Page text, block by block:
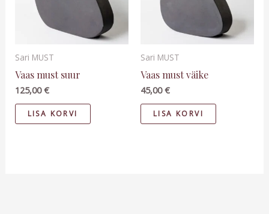
Sari MUST
Vaas must suur
125,00€
LISA KORVI
Sari MUST
Vaas must väike
45,00€
LISA KORVI